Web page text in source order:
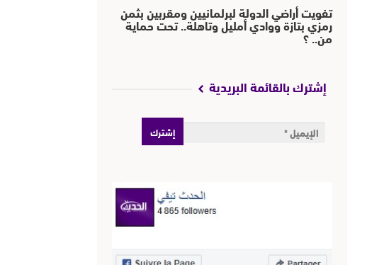
تفويت أراضي الدولة لبرلمانيين ومقربين بثمن
رمزي بتازة ووادي أمليل وتاهلة.. تحت حماية
من.. ؟
إشترك بالقائمة البريدية